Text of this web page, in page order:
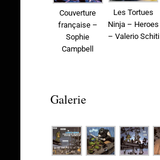
Couverture
française –
Sophie
Campbell
Les Tortues
Ninja – Heroes
– Valerio Schiti
Galerie